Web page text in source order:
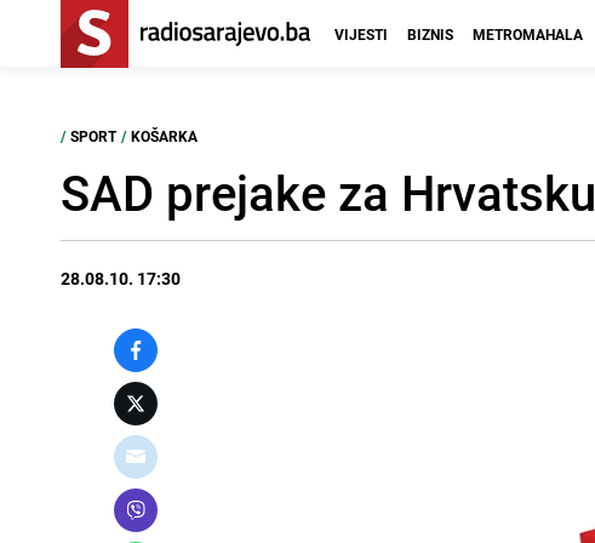
VIJESTI BIZNIS METROMAHALA
/ SPORT / KOŠARKA
SAD prejake za Hrvatsku
28.08.10. 17:30